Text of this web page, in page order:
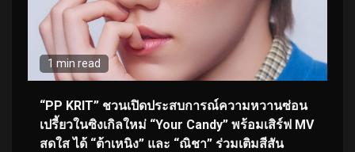
1 min read
“PP KRIT” ชวนเปิดประสบการณ์ความหวานซ่อน
เปรี้ยวในซิงเกิลใหม่ “Your Candy” พร้อมเสิร์ฟ MV
สดใส ได้ “ต้าเหนิง” และ “ณิชา” ร่วมเติมสีสัน